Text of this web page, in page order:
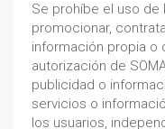
Se prohíbe el uso
promocionar,
información propia o
autorización de
publicidad o
servicios o
los usuarios,